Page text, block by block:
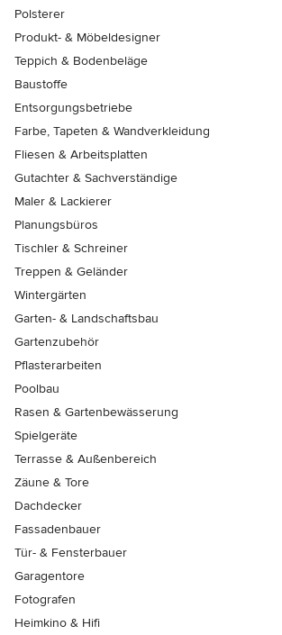
Polsterer
Produkt- & Möbeldesigner
Teppich & Bodenbeläge
Baustoffe
Entsorgungsbetriebe
Farbe, Tapeten & Wandverkleidung
Fliesen & Arbeitsplatten
Gutachter & Sachverständige
Maler & Lackierer
Planungsbüros
Tischler & Schreiner
Treppen & Geländer
Wintergärten
Garten- & Landschaftsbau
Gartenzubehör
Pflasterarbeiten
Poolbau
Rasen & Gartenbewässerung
Spielgeräte
Terrasse & Außenbereich
Zäune & Tore
Dachdecker
Fassadenbauer
Tür- & Fensterbauer
Garagentore
Fotografen
Heimkino & Hifi